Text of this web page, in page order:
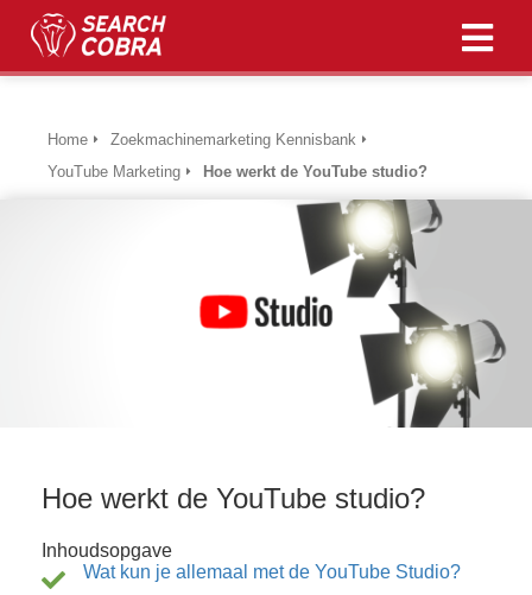
Home
Zoekmachinemarketing Kennisbank
YouTube Marketing
Hoe werkt de YouTube studio?
Hoe werkt de YouTube studio?
Inhoudsopgave
Wat kun je allemaal met de YouTube Studio?
policy
deze
kan de